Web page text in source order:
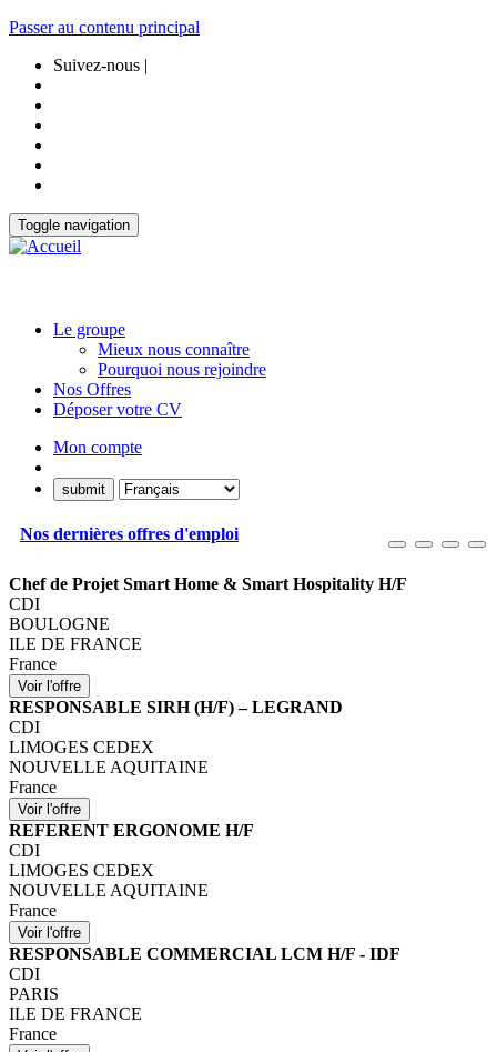
Passer au contenu principal
Suivez-nous |
Toggle navigation
Le groupe
Mieux nous connaître
Pourquoi nous rejoindre
Nos Offres
Déposer votre CV
Mon compte
Nos dernières offres d'emploi
Chef de Projet Smart Home & Smart Hospitality H/F
CDI
BOULOGNE
ILE DE FRANCE
France
RESPONSABLE SIRH (H/F) – LEGRAND
CDI
LIMOGES CEDEX
NOUVELLE AQUITAINE
France
REFERENT ERGONOME H/F
CDI
LIMOGES CEDEX
NOUVELLE AQUITAINE
France
RESPONSABLE COMMERCIAL LCM H/F - IDF
CDI
PARIS
ILE DE FRANCE
France